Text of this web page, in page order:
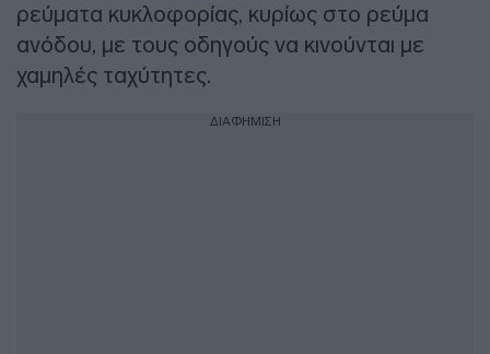
ρεύματα κυκλοφορίας, κυρίως στο ρεύμα
ανόδου, με τους οδηγούς να κινούνται με
χαμηλές ταχύτητες.
ΔΙΑΦΗΜΙΣΗ